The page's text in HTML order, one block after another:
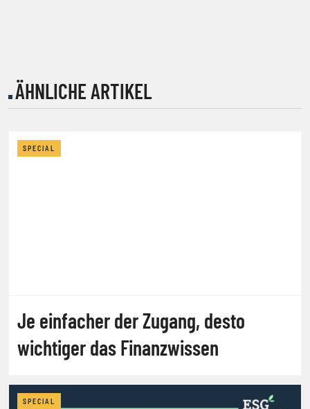
ÄHNLICHE ARTIKEL
SPECIAL
Je einfacher der Zugang, desto
wichtiger das Finanzwissen
SPECIAL